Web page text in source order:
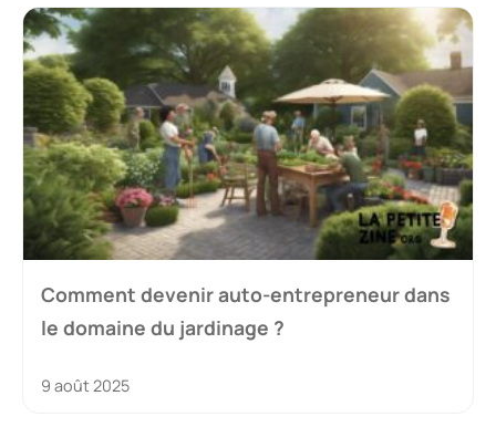
Comment devenir auto-entrepreneur dans
le domaine du jardinage ?
9 août 2025